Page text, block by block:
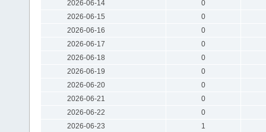
2026-06-14
0
2026-06-15
0
2026-06-16
0
2026-06-17
0
2026-06-18
0
2026-06-19
0
2026-06-20
0
2026-06-21
0
2026-06-22
0
2026-06-23
1